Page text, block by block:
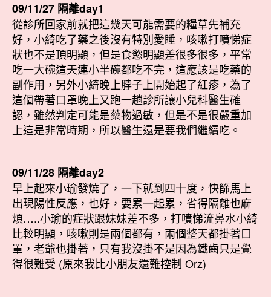
09/11/27 隔離day1
從診所回家前就把這幾天可能需要的糧草先補充
好，小綺吃了藥之後沒有特別愛睡，咳嗽打噴悌症
狀也不是頂明顯，但是食慾明顯差很多很多，平常
吃一大碗這天連小半碗都吃不完，這應該是吃藥的
副作用，另外小綺晚上脖子上開始起了紅疹，為了
這個帶著口罩晚上又跑一趟診所讓小兒科醫生確
認，雖然判定可能是藥物過敏，但是不是很嚴重加
上這是非常時期，所以醫生還是要我們繼續吃。
09/11/28 隔離day2
早上起來小瑜發燒了，一下就到四十度，快篩馬上
出現陽性反應，也好，要累一起累，省得隔離也麻
煩…..小瑜的症狀跟妹妹差不多，打噴悌流鼻水小綺
比較明顯，咳嗽則是兩個都有，兩個整天都掛著口
罩，老爺也掛著，只有我沒掛不是因為鐵齒只是覺
得很難受 (原來我比小朋友還難控制 Orz)